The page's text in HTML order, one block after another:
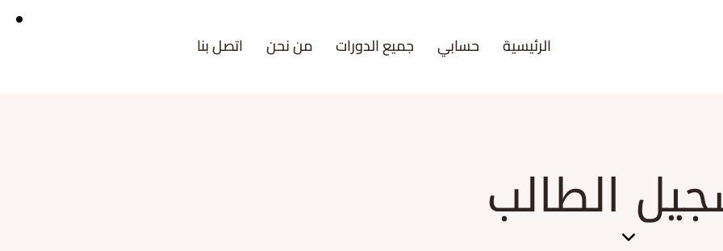
الرئيسية حسابي جميع الدورات من نحن اتصل بنا
الطالب